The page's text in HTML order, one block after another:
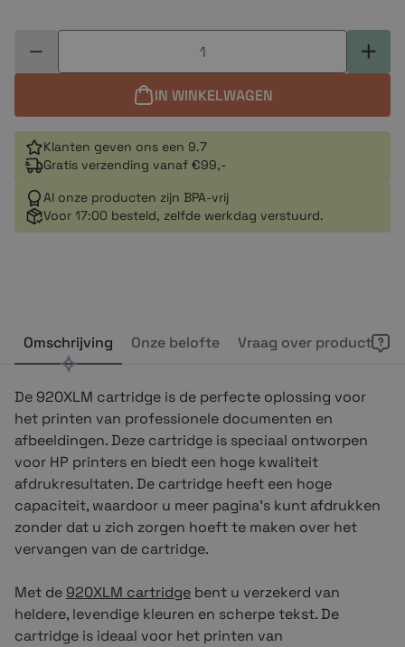
IN WINKELWAGEN
Klanten geven ons een 9.7
Gratis verzending vanaf €99,-
Al onze producten zijn BPA-vrij
Voor 17:00 besteld, zelfde werkdag verstuurd.
Omschrijving Onze belofte Vraag over product
De 920XLM cartridge is de perfecte oplossing voor
het printen van professionele documenten en
afbeeldingen. Deze cartridge is speciaal ontworpen
voor HP printers en biedt een hoge kwaliteit
afdrukresultaten. De cartridge heeft een hoge
capaciteit, waardoor u meer pagina's kunt afdrukken
zonder dat u zich zorgen hoeft te maken over het
vervangen van de cartridge.
Met de 920XLM cartridge bent u verzekerd van
heldere, levendige kleuren en scherpe tekst. De
cartridge is ideaal voor het printen van